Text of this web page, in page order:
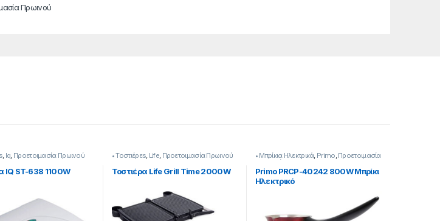
Πρωινού
, Iq, Προετοιμασία Πρωινού
IQ ST-638 1100W
• Τοστιέρεs, Life, Προετοιμασία Πρωινού
Τοστιέρα Life Grill Time 2000W
• Μπρίκια Hλεκτρικά, Primo,Προετοιμασία
Πρωινού
Primo PRCP-40242 800W Μπρίκι
Hλεκτρικό